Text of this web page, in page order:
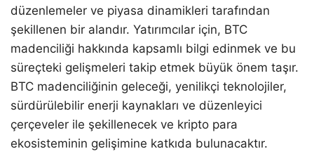
düzenlemeler ve piyasa dinamikleri tarafından
şekillenen bir alandır. Yatırımcılar için, BTC
madenciliği hakkında kapsamlı bilgi edinmek ve bu
süreçteki gelişmeleri takip etmek büyük önem taşır.
BTC madenciliğinin geleceği, yenilikçi teknolojiler,
sürdürülebilir enerji kaynakları ve düzenleyici
çerçeveler ile şekillenecek ve kripto para
ekosisteminin gelişimine katkıda bulunacaktır.